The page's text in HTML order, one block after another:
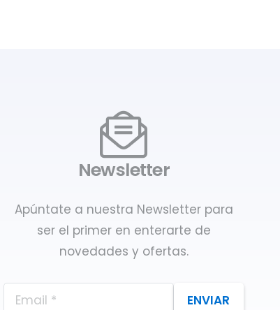
Newsletter
Apúntate a nuestra Newsletter para
ser el primer en enterarte de
novedades y ofertas.
ENVIAR